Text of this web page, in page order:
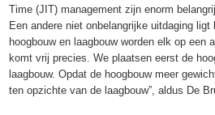
Time (JIT) management zijn enorm
Een andere niet onbelangrijke uitdaging
hoogbouw en laagbouw worden elk op een
komt vrij precies. We plaatsen eerst de
laagbouw. Opdat de hoogbouw meer
ten opzichte van de laagbouw”, aldus De